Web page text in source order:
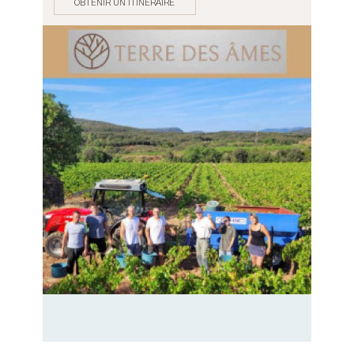
OBTENIR UN ITINÉRAIRE